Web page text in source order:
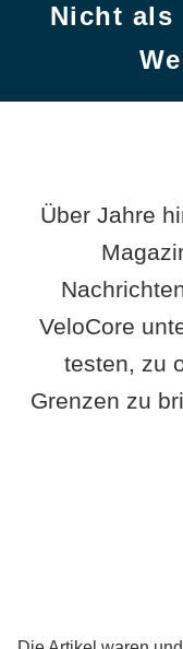
Nicht als
Über Jahre
VeloCore
testen, zu
Grenzen zu